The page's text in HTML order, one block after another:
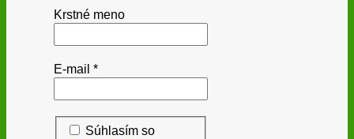
Krstné meno
E-mail *
Súhlasím so